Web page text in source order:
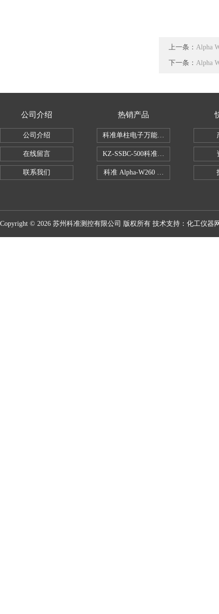
上一条： Alpha
下一条： Alpha
公司介绍
公司介绍
在线留言
联系我们
热销产品
科准单柱电子万能拉力机KZ-SSBC-500
KZ-SSBC-500科准单柱电子万能试验
科准 Alpha-W260 半导体全自动推拉
Copyright © 2026 苏州科准测控有限公司 版权所有 技术支持： 化工仪器